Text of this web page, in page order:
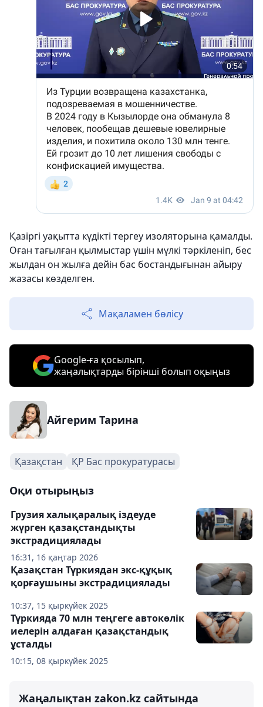
Қазіргі уақытта күдікті тергеу изоляторына қамалды.
Оған тағылған қылмыстар үшін мүлкі тәркіленіп, бес
жылдан он жылға дейін бас бостандығынан айыру
жазасы көзделген.
Мақаламен бөлісу
Google-ға қосылып,
жаңалықтарды бірінші болып оқыңыз
Айгерим Тарина
Қазақстан ҚР Бас прокуратурасы
Оқи отырыңыз
16:31, 16 қаңтар 2026
Грузия халықаралық іздеуде
жүрген қазақстандықты
экстрадициялады
10:37, 15 қыркүйек 2025
Қазақстан Түркиядан экс-құқық
қорғаушыны экстрадициялады
10:15, 08 қыркүйек 2025
Түркияда 70 млн теңгеге автокөлік
иелерін алдаған қазақстандық
ұсталды
Жаңалықтан zakon.kz сайтында